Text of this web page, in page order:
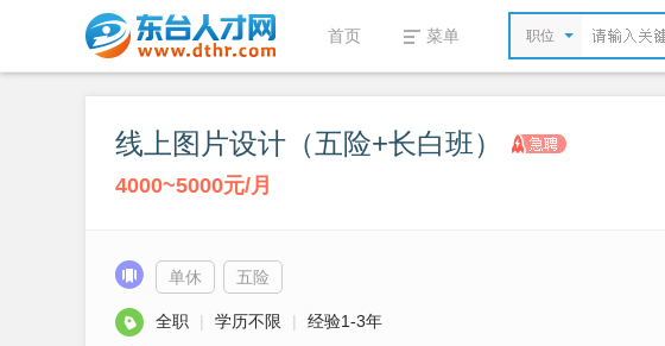
首页 菜单 职位
线上图片设计（五险+长白班）
4000~5000元/月
单休 五险
全职 | 学历不限 | 经验1-3年